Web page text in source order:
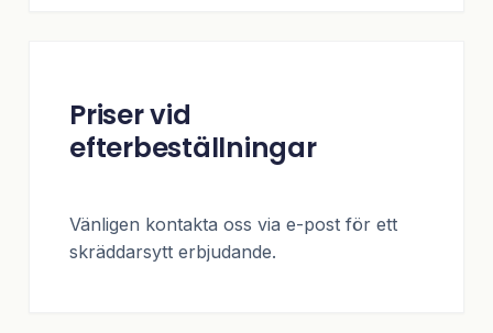
Priser vid
efterbeställningar
Vänligen kontakta oss via e-post för ett
skräddarsytt erbjudande.